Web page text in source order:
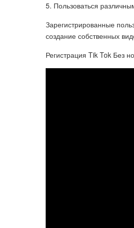
5. Пользоваться
Зарегистрированные
создание собственных
Регистрация Tik Tok Без